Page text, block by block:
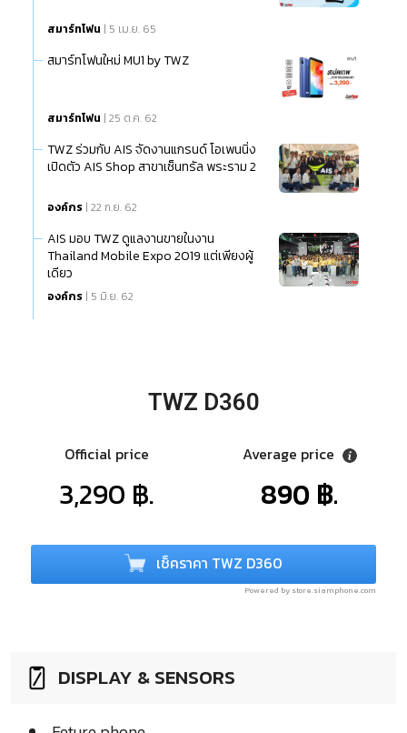
สมาร์ทโฟน | 5 เม.ย. 65
สมาร์ทโฟนใหม่ MU1 by TWZ
สมาร์ทโฟน | 25 ต.ค. 62
TWZ ร่วมกับ AIS จัดงานแกรนด์ โอเพนนิ่ง
เปิดตัว AIS Shop สาขาเซ็นทรัล พระราม 2
องค์กร | 22 ก.ย. 62
AIS มอบ TWZ ดูแลงานขายในงาน
Thailand Mobile Expo 2019 แต่เพียงผู้
เดียว
องค์กร | 5 มิ.ย. 62
TWZ D360
Official price
3,290 ฿.
Average price
890 ฿.
เช็คราคา TWZ D360
Powered by store.siamphone.com
DISPLAY & SENSORS